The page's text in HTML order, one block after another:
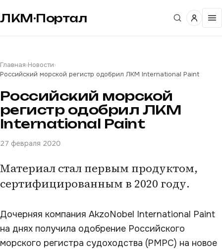
ЛКМ·Портал
Главная›Новости›
Российский морской регистр одобрил ЛКМ International Paint
Российский морской
регистр одобрил ЛКМ
International Paint
27 февраля 2020
Материал стал первым продуктом,
сертифицированным в 2020 году.
Дочерняя компания AkzoNobel International Paint
на днях получила одобрение Российского
морского регистра судоходства (РМРС) на новое